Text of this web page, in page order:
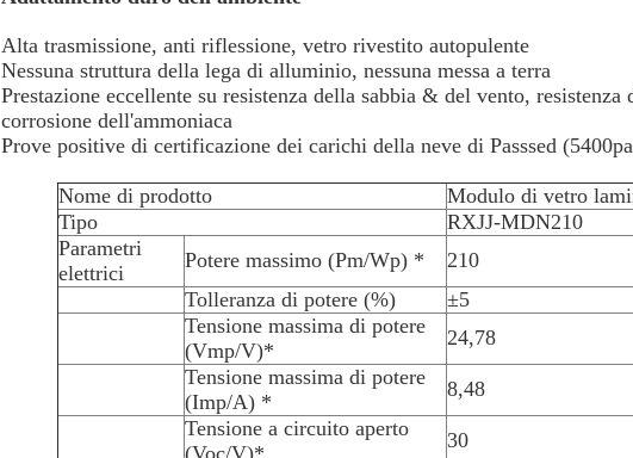
INVIA
Alta trasmissione, anti riflessione, vetro rivestito autopulente
Nessuna struttura della lega di alluminio, nessuna messa a terra
Prestazione eccellente su resistenza della sabbia & del vento,
corrosione dell'ammoniaca
Prove positive di certificazione dei carichi della neve di Passsed
Nome di prodotto
Modulo di vetro
Tipo
RXJJ-MDN210
Parametri
elettrici
Potere massimo (Pm/Wp) *
210
Tolleranza di potere (%)
±5
Tensione massima di potere
(Vmp/V)*
24,78
Tensione massima di potere
(Imp/A) *
8,48
Tensione a circuito aperto
30